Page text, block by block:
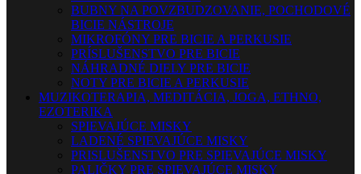
BUBNY NA POVZBUDZOVANIE, POCHODOVÉ
BICIE NÁSTROJE
MIKROFÓNY PRE BICIE A PERKUSIE
PRÍSLUŠENSTVO PRE BICIE
NÁHRADNÉ DIELY PRE BICIE
NOTY PRE BICIE A PERKUSIE
MUZIKOTERAPIA, MEDITÁCIA, JOGA, ETHNO,
EZOTERIKA
SPIEVAJÚCE MISKY
LADENÉ SPIEVAJÚCE MISKY
PRISLUŠENSTVO PRE SPIEVAJÚCE MISKY
PALIČKY PRE SPIEVAJÚCE MISKY